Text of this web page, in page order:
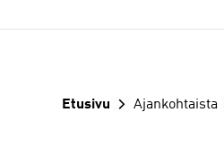
Etusivu Ajankohtaista